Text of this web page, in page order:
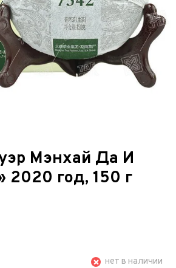
Мэнхай Да И
2020 год, 150 г
нет в наличии